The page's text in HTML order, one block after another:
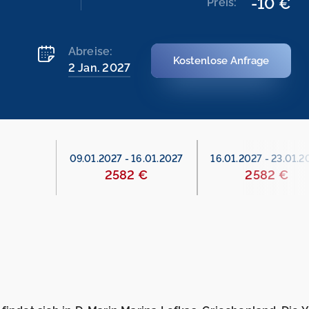
Preis:
Abreise:
2 Jan. 2027
Kostenlose Anfrage
09.01.2027 -16.01.2027
2582 €
16.01.2027 -
2582 €